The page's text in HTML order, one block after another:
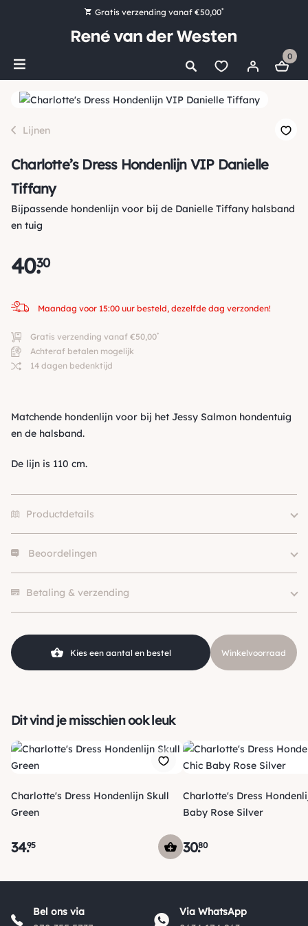
Gratis verzending vanaf €50,00*
Bestel nu, betaal later met Klarna
Ruim 16.000 artikelen op voorraad
0
Lijnen
Charlotte’s Dress Hondenlijn VIP Danielle
Tiffany
Bijpassende hondenlijn voor bij de Danielle Tiffany halsband
en tuig
40.
30
Maandag voor 15:00 uur besteld, dezelfde dag verzonden!
Gratis verzending vanaf €50,00*
Achteraf betalen mogelijk
14 dagen bedenktijd
Matchende hondenlijn voor bij het Jessy Salmon hondentuig
en de halsband.
De lijn is 110 cm.
Productdetails
Merk
Hondgrootte
Klein (0 – 10kg)
Kleur
Beoordelingen
Betaling & verzending
Verzending
Je ontvangt een track & trace code van ons zodat je je
Kies een aantal en bestel Winkelvoorraad
Dit vind je misschien ook leuk
Charlotte's Dress Hondenlijn Skull
Green
34.95
Charlotte's Dress
Baby Rose Silver
30.80
Bel ons via
Via WhatsApp